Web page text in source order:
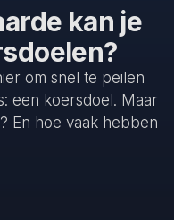
kan je
om snel te peilen
een koersdoel. Maar
En hoe vaak hebben